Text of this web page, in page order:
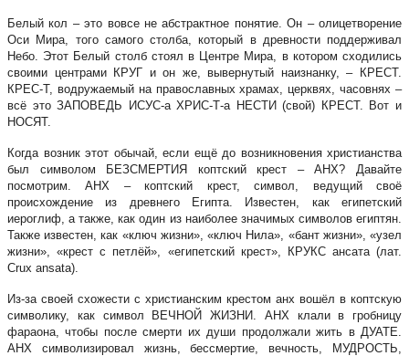
Белый кол – это вовсе не абстрактное понятие. Он – олицетворение
Оси Мира, того самого столба, который в древности поддерживал
Небо. Этот Белый столб стоял в Центре Мира, в котором сходились
своими центрами КРУГ и он же, вывернутый наизнанку, – КРЕСТ.
КРЕС-Т, водружаемый на православных храмах, церквях, часовнях –
всё это ЗАПОВЕДЬ ИСУС-а ХРИС-Т-а НЕСТИ (свой) КРЕСТ. Вот и
НОСЯТ.
Когда возник этот обычай, если ещё до возникновения христианства
был символом БЕЗСМЕРТИЯ коптский крест – АНХ? Давайте
посмотрим. АНХ – коптский крест, символ, ведущий своё
происхождение из древнего Египта. Известен, как египетский
иероглиф, а также, как один из наиболее значимых символов египтян.
Также известен, как «ключ жизни», «ключ Нила», «бант жизни», «узел
жизни», «крест с петлёй», «египетский крест», КРУКС ансата (лат.
Crux ansata).
Из-за своей схожести с христианским крестом анх вошёл в коптскую
символику, как символ ВЕЧНОЙ ЖИЗНИ. АНХ клали в гробницу
фараона, чтобы после смерти их души продолжали жить в ДУАТЕ.
АНХ символизировал жизнь, бессмертие, вечность, МУДРОСТЬ,